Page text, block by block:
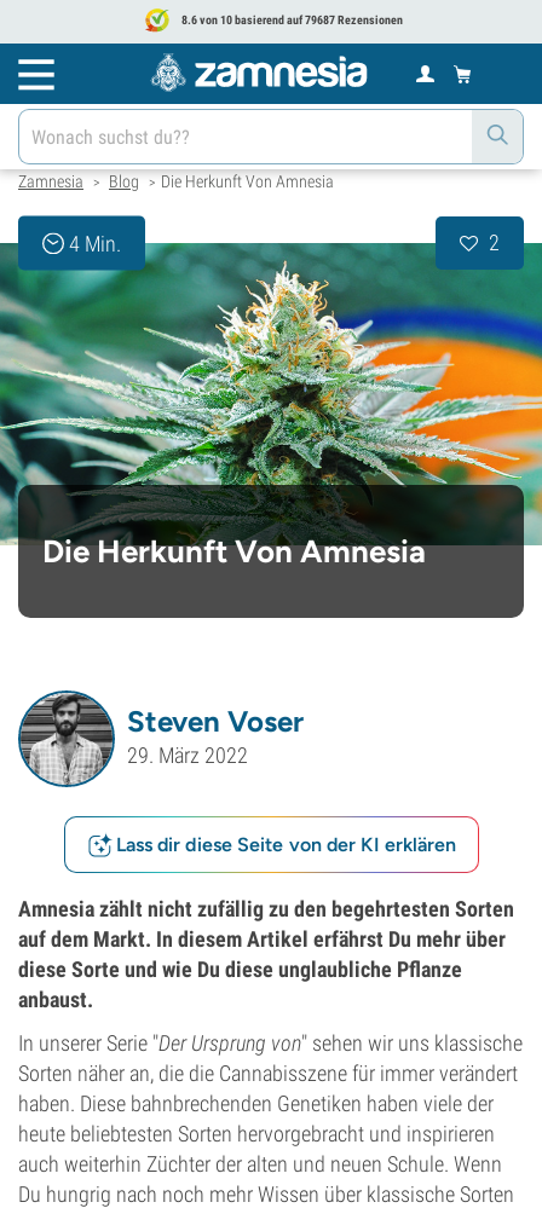
8.6 von 10 basierend auf 79687 Rezensionen
Zamnesia > Blog > Die Herkunft Von Amnesia
4 Min. 2
Die Herkunft Von Amnesia
Steven Voser
29. März 2022
Lass dir diese Seite von der KI erklären
Amnesia zählt nicht zufällig zu den begehrtesten Sorten
auf dem Markt. In diesem Artikel erfährst Du mehr über
diese Sorte und wie Du diese unglaubliche Pflanze
anbaust.
In unserer Serie "Der Ursprung von" sehen wir uns klassische
Sorten näher an, die die Cannabisszene für immer verändert
haben. Diese bahnbrechenden Genetiken haben viele der
heute beliebtesten Sorten hervorgebracht und inspirieren
auch weiterhin Züchter der alten und neuen Schule. Wenn
Du hungrig nach noch mehr Wissen über klassische Sorten